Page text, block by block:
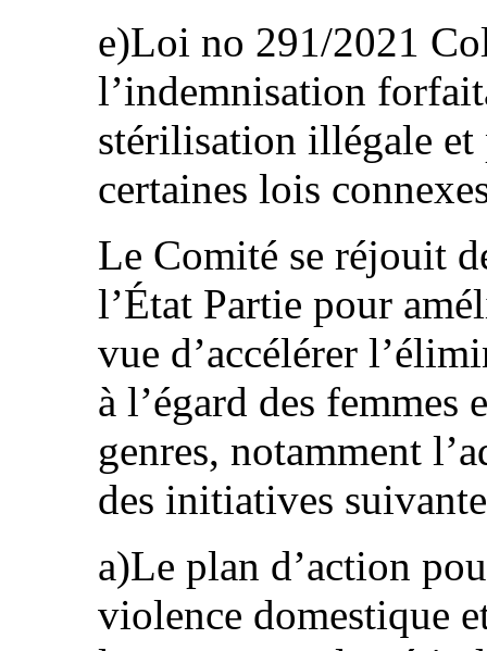
e)Loi no 291/2021
l’indemnisation
stérilisation illégale
certaines lois
Le Comité se réjouit
l’État Partie pour
vue d’accélérer
à l’égard des femmes
genres, notamment
des initiatives
a)Le plan d’action
violence domestique